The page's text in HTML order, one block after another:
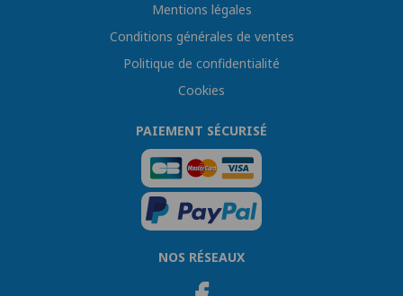
Mentions légales
Conditions générales de ventes
Politique de confidentialité
Cookies
PAIEMENT SÉCURISÉ
NOS RÉSEAUX